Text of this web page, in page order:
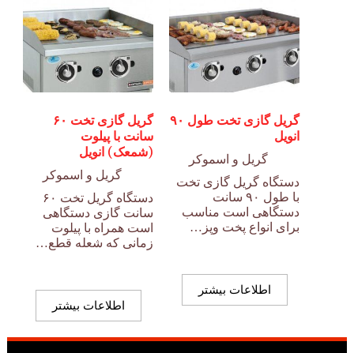
گریل گازی تخت طول ۹۰
انویل
گریل و اسموکر
دستگاه گریل گازی تخت
با طول ۹۰ سانت
دستگاهی است مناسب
برای انواع پخت وپز…
اطلاعات بیشتر
گریل گازی تخت ۶۰
سانت با پیلوت
(شمعک) انویل
گریل و اسموکر
دستگاه گریل تخت ۶۰
سانت گازی دستگاهی
است همراه با پیلوت
زمانی که شعله قطع…
اطلاعات بیشتر